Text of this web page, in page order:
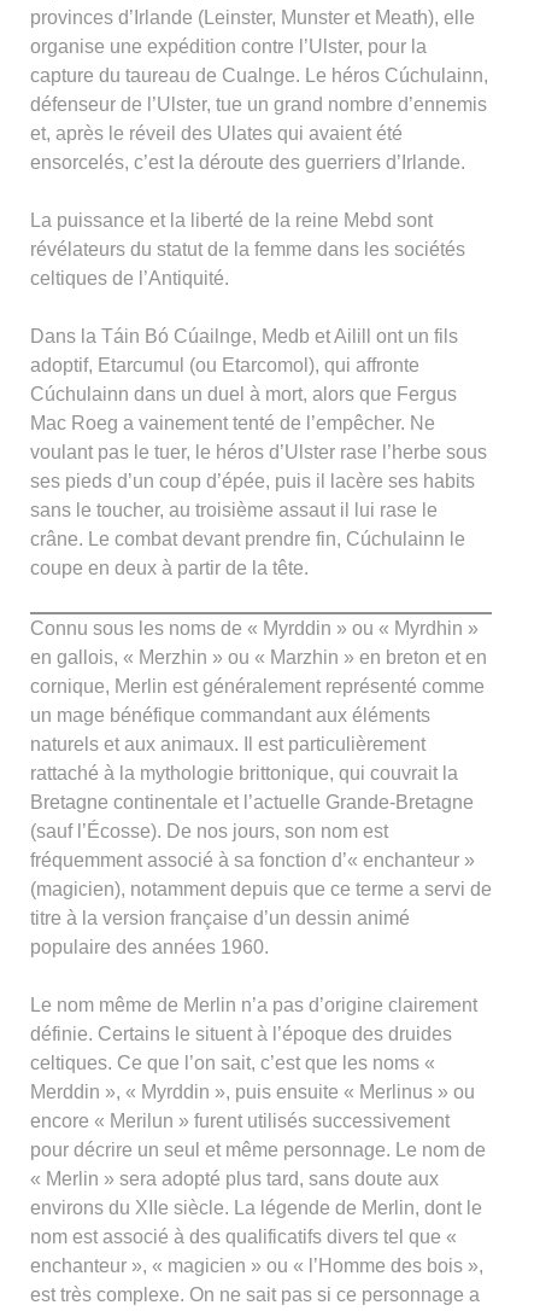
provinces d’Irlande (Leinster, Munster et Meath), elle
organise une expédition contre l’Ulster, pour la
capture du taureau de Cualnge. Le héros Cúchulainn,
défenseur de l’Ulster, tue un grand nombre d’ennemis
et, après le réveil des Ulates qui avaient été
ensorcelés, c’est la déroute des guerriers d’Irlande.
La puissance et la liberté de la reine Mebd sont
révélateurs du statut de la femme dans les sociétés
celtiques de l’Antiquité.
Dans la Táin Bó Cúailnge, Medb et Ailill ont un fils
adoptif, Etarcumul (ou Etarcomol), qui affronte
Cúchulainn dans un duel à mort, alors que Fergus
Mac Roeg a vainement tenté de l’empêcher. Ne
voulant pas le tuer, le héros d’Ulster rase l’herbe sous
ses pieds d’un coup d’épée, puis il lacère ses habits
sans le toucher, au troisième assaut il lui rase le
crâne. Le combat devant prendre fin, Cúchulainn le
coupe en deux à partir de la tête.
Connu sous les noms de « Myrddin » ou « Myrdhin »
en gallois, « Merzhin » ou « Marzhin » en breton et en
cornique, Merlin est généralement représenté comme
un mage bénéfique commandant aux éléments
naturels et aux animaux. Il est particulièrement
rattaché à la mythologie brittonique, qui couvrait la
Bretagne continentale et l’actuelle Grande-Bretagne
(sauf l’Écosse). De nos jours, son nom est
fréquemment associé à sa fonction d’« enchanteur »
(magicien), notamment depuis que ce terme a servi de
titre à la version française d’un dessin animé
populaire des années 1960.
Le nom même de Merlin n’a pas d’origine clairement
définie. Certains le situent à l’époque des druides
celtiques. Ce que l’on sait, c’est que les noms «
Merddin », « Myrddin », puis ensuite « Merlinus » ou
encore « Merilun » furent utilisés successivement
pour décrire un seul et même personnage. Le nom de
« Merlin » sera adopté plus tard, sans doute aux
environs du XIIe siècle. La légende de Merlin, dont le
nom est associé à des qualificatifs divers tel que «
enchanteur », « magicien » ou « l’Homme des bois »,
est très complexe. On ne sait pas si ce personnage a